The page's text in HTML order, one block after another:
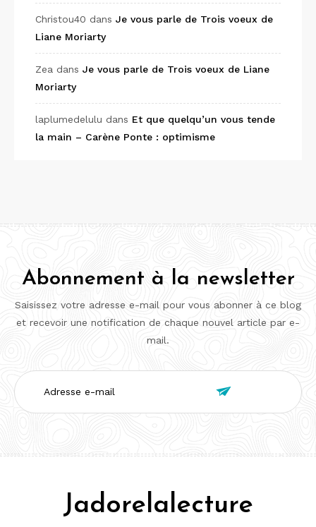
Christou40 dans Je vous parle de Trois voeux de
Liane Moriarty
Zea dans Je vous parle de Trois voeux de Liane
Moriarty
laplumedelulu dans Et que quelqu’un vous tende
la main – Carène Ponte : optimisme
Abonnement à la newsletter
Saisissez votre adresse e-mail pour vous abonner à ce blog
et recevoir une notification de chaque nouvel article par e-
mail.
Adresse
e-
mail

Jadorelalecture